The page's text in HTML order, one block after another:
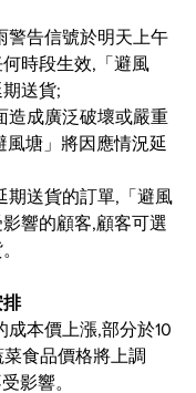
警告信號於明天上午
時段生效,「避風
送貨;
造成廣泛破壞或嚴重
風塘」將因應情況延
期送貨的訂單,「避風
響的顧客,顧客可選
排
成本價上漲,部分於10
菜食品價格將上調
影響。